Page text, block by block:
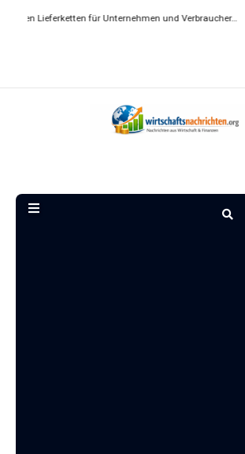
Unternehmen und Verbraucher… Essen